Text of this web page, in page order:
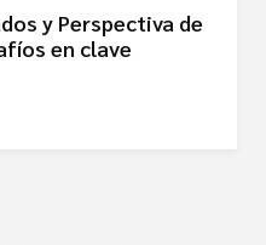
y Perspectiva de
en clave